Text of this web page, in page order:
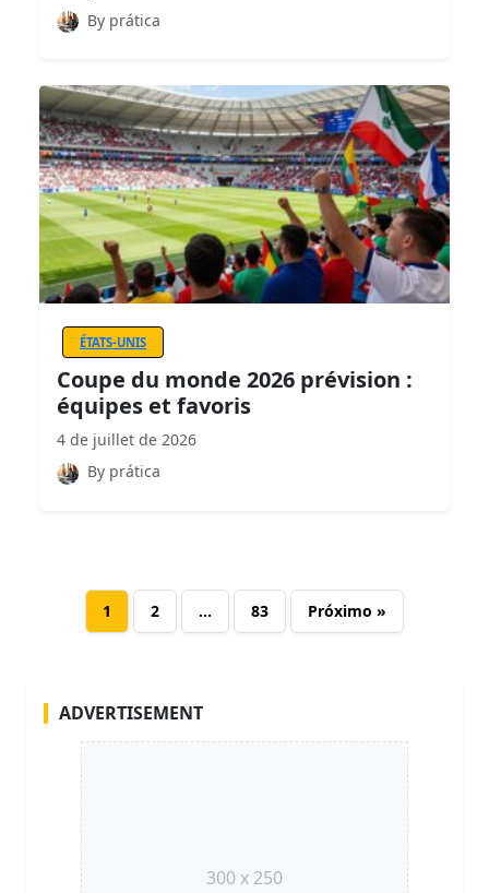
By prática
ÉTATS-UNIS
Coupe du monde 2026 prévision :
équipes et favoris
4 de juillet de 2026
By prática
1 2 … 83 Próximo »
ADVERTISEMENT
300 x 250